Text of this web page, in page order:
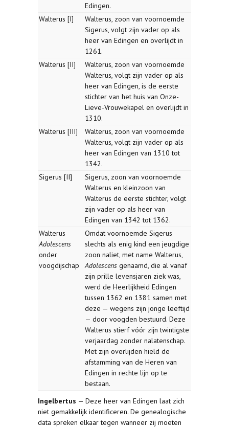
Edingen.
Walterus [I]
Walterus, zoon van voornoemde
Sigerus, volgt zijn vader op als
heer van Edingen en overlijdt in
1261.
Walterus [II]
Walterus, zoon van voornoemde
Walterus, volgt zijn vader op als
heer van Edingen, is de eerste
stichter van het huis van Onze-
Lieve-Vrouwekapel en overlijdt in
1310.
Walterus [III]
Walterus, zoon van voornoemde
Walterus, volgt zijn vader op als
heer van Edingen van 1310 tot
1342.
Sigerus [II]
Sigerus, zoon van voornoemde
Walterus en kleinzoon van
Walterus de eerste stichter, volgt
zijn vader op als heer van
Edingen van 1342 tot 1362.
Walterus
Adolescens
onder
voogdijschap
Omdat voornoemde Sigerus
slechts als enig kind een jeugdige
zoon naliet, met name Walterus,
Adolescens genaamd, die al vanaf
zijn prille levensjaren ziek was,
werd de Heerlijkheid Edingen
tussen 1362 en 1381 samen met
deze — wegens zijn jonge leeftijd
— door voogden bestuurd. Deze
Walterus stierf vóór zijn twintigste
verjaardag zonder nalatenschap.
Met zijn overlijden hield de
afstamming van de Heren van
Edingen in rechte lijn op te
bestaan.
Ingelbertus — Deze heer van Edingen laat zich
niet gemakkelijk identificeren. De genealogische
data spreken elkaar tegen wanneer zij moeten